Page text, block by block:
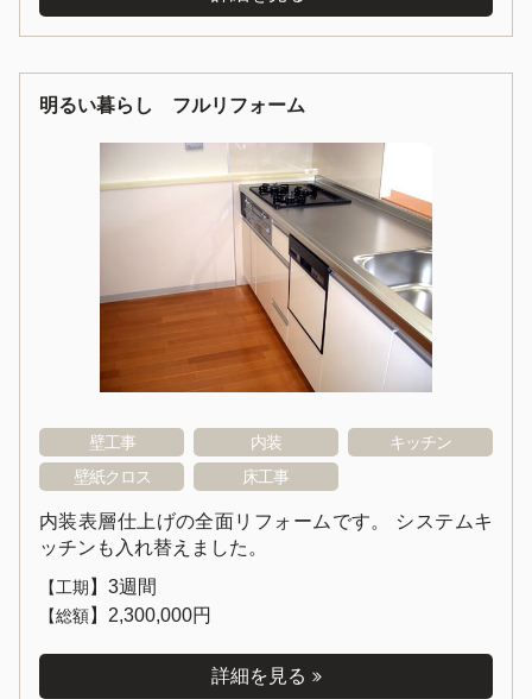
明るい暮らし フルリフォーム
壁工事 内装
キッチン
壁紙クロス
床工事
内装表層仕上げの全面リフォームです。 システムキ
ッチンも入れ替えました。
【工期 】 3週間
【総額】 2,300,000円
詳細を見る